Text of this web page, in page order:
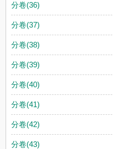
分卷(36)
分卷(37)
分卷(38)
分卷(39)
分卷(40)
分卷(41)
分卷(42)
分卷(43)